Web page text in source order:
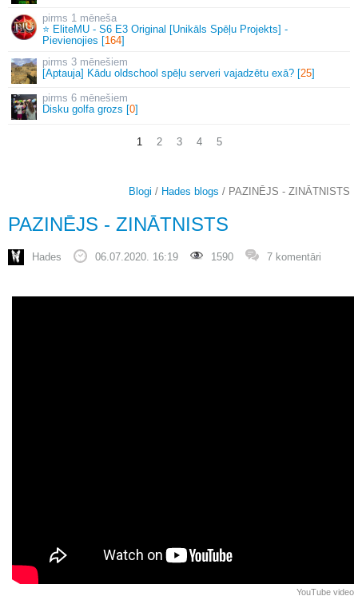
1 mēneša
⭐ EliteMU - S6 E3 Original [Unikāls Spēļu Projekts] -
Pievienojies [164]
3 mēnešiem
[Aptauja] Kādu oldschool spēļu serveri vajadzētu exā? [25]
6 mēnešiem
Disku golfa grozs [0]
1 2 3 4 5
Blogi / Hades blogs / PAZINĒJS - ZINĀTNISTS
PAZINĒJS - ZINĀTNISTS
Hades 06.07.2020. 16:19 1590 7 komentāri
YouTube video